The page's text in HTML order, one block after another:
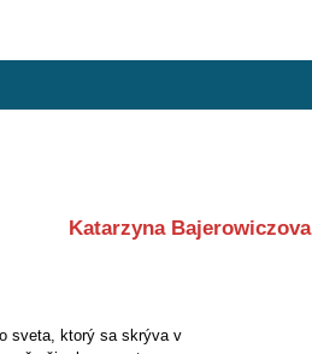
Katarzyna Bajerowiczova
sveta, ktorý sa skrýva v